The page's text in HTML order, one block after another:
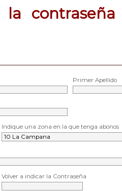
la
Primer Apellido
Indique una zona en la que tenga abonos
Volver a indicar la Contraseña